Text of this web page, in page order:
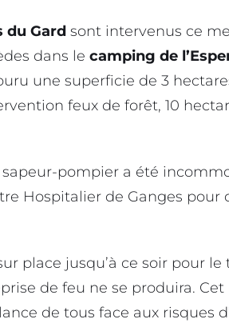
du Gard sont intervenus ce
dans le camping de
une superficie de 3
feux de forêt, 10
pompier a été
Hospitalier de Ganges pour
place jusqu’à ce soir pour
de feu ne se produira.
de tous face aux risques